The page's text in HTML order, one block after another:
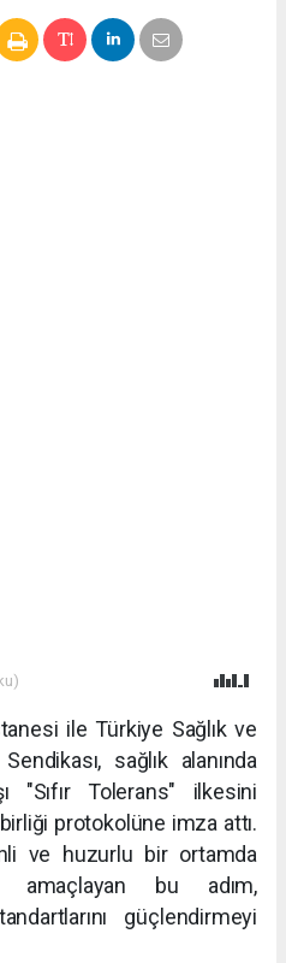
ile Türkiye Sağlık ve
sağlık alanında
Tolerans" ilkesini
protokolüne imza attı.
ve huzurlu bir ortamda
amaçlayan bu adım,
güçlendirmeyi